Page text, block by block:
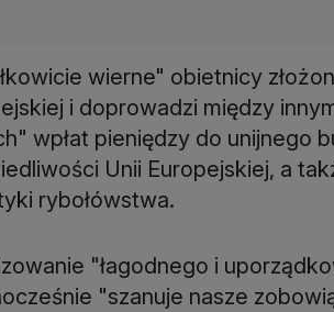
wierne" obietnicy
i doprowadzi między
wpłat pieniędzy do unijnego
Unii Europejskiej, a
rybołówstwa.
"łagodnego i
"szanuje nasze